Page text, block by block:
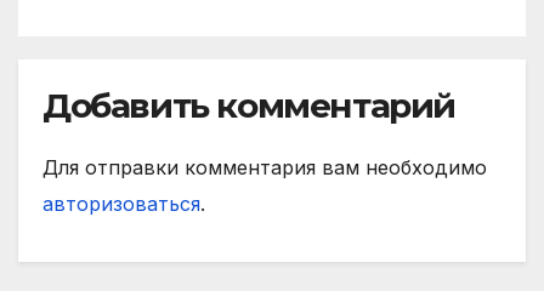
Добавить комментарий
Для отправки комментария вам необходимо
авторизоваться.